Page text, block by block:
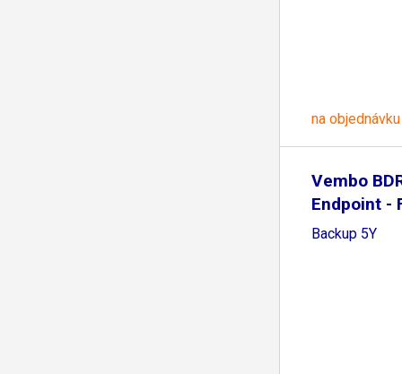
na objednávku
Vembo
Endpoint -
Backup 5Y